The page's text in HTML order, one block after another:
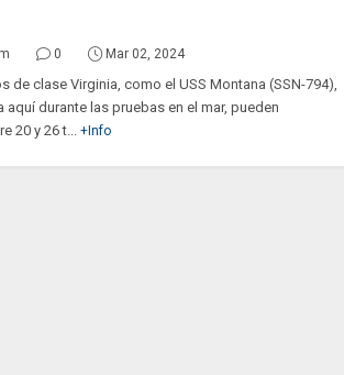
0 Mar 02, 2024
de clase Virginia, como el USS Montana (SSN-794),
aquí durante las pruebas en el mar, pueden
20 y 26 t... +Info